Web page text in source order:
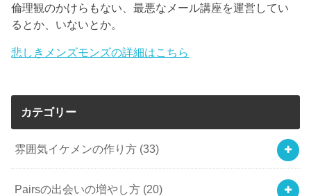
倫理観のかけらもない、最悪なメール講座を運営してい
るとか、いないとか。
悲しきメンズモンズの詳細はこちら
カテゴリー
雰囲気イケメンの作り方 (33)
Pairsの出会いの増やし方 (20)